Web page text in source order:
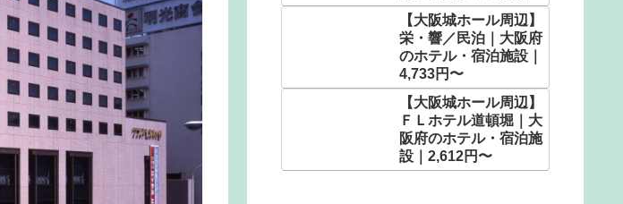
想い出に残る時間
を。 ＾｜大阪府のホ
テル・宿泊施設｜
9,466円〜
【大阪城ホール周辺】
栄・響／民泊｜大阪府
のホテル・宿泊施設｜
4,733円〜
【大阪城ホール周辺】
ＦＬホテル道頓堀｜大
阪府のホテル・宿泊施
設｜2,612円〜